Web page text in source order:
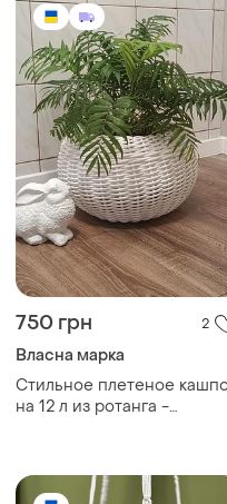
750 грн 2
Власна марка
Стильное плетеное
на 12 л из ротанга -
идеальным обрамлением
для ваших растений.